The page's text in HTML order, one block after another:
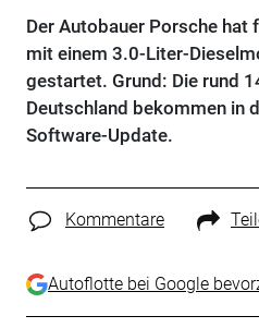
Der Autobauer Porsche hat
mit einem 3.0-Liter-
gestartet. Grund: Die rund
Deutschland bekommen in
Software-Update.
Kommentare
Autoflotte bei Google